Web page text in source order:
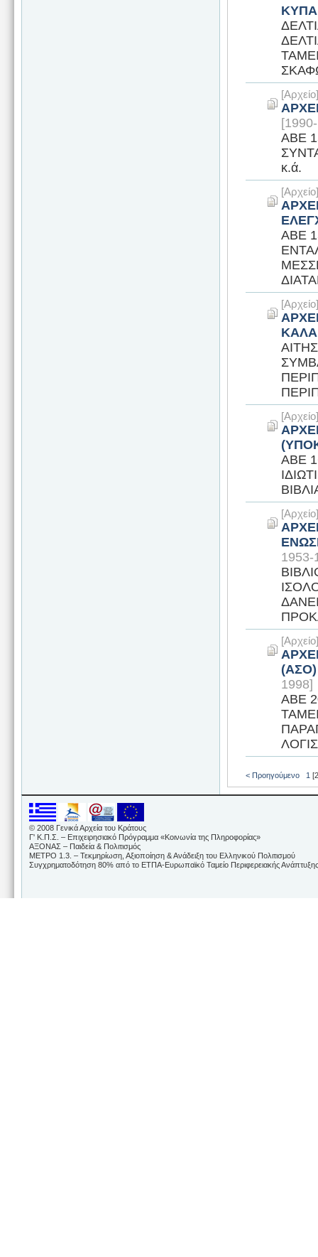
ΑΒΕ
κ.ά.
ΑΒΕ
ΑΒΕ
1953-
1998]
ΑΒΕ
< Προηγούμενο 1
© 2008 Γενικά Αρχεία του Κράτους
Γ' Κ.Π.Σ. – Επιχειρησιακό Πρόγραμμα «Κοινωνία της Πληροφορίας»
ΑΞΟΝΑΣ – Παιδεία & Πολιτισμός
ΜΕΤΡΟ 1.3. – Τεκμηρίωση, Αξιοποίηση & Ανάδειξη του Ελληνικού Πολιτισμού
Συγχρηματοδότηση 80% από το ΕΤΠΑ-Ευρωπαϊκό Ταμείο Περιφερειακής